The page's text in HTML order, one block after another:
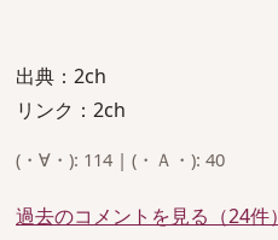
出典：2ch
リンク：2ch
(・∀・): 114 | (・Ａ・): 40
過去のコメントを見る（24件）